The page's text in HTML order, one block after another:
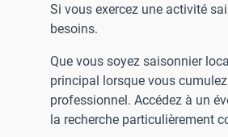
Si vous exercez une activité
besoins.
Que vous soyez saisonnier
principal lorsque vous
professionnel. Accédez à un
la recherche particulièrement